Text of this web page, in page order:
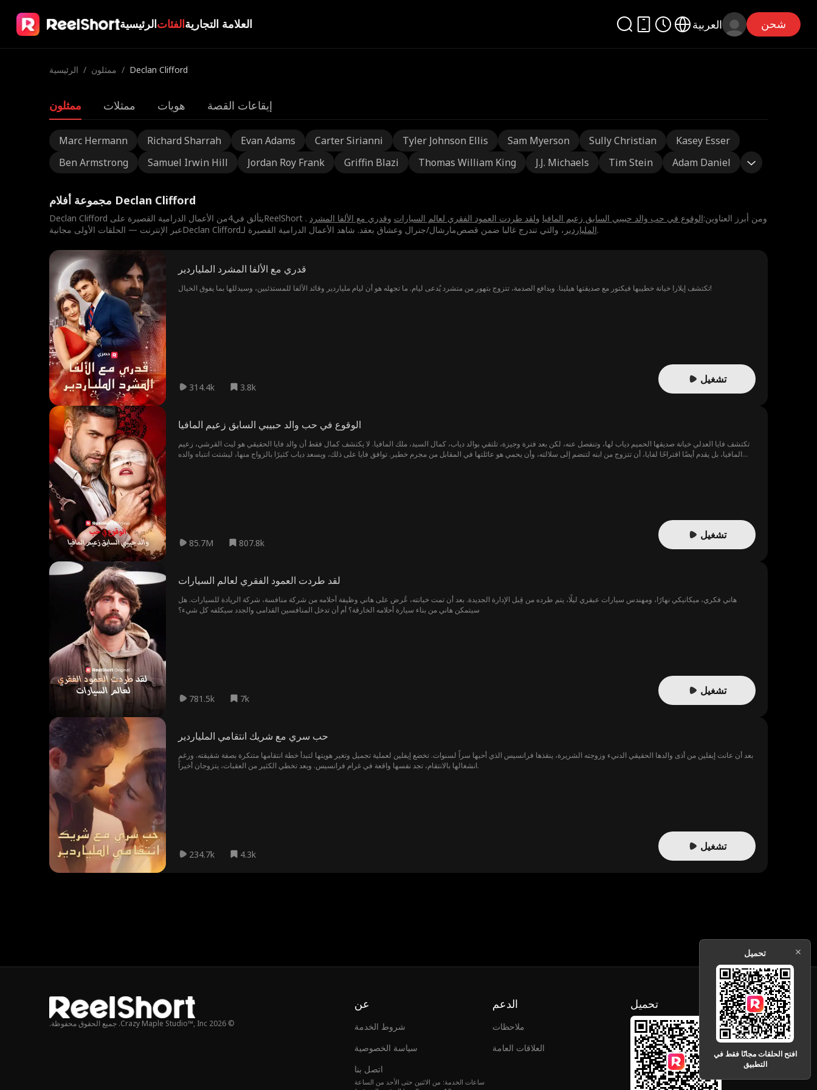
الرئيسيةالفئاتالعلامة التجارية العربية شحن
الرئيسية / ممثلون / Declan Clifford
ممثلون ممثلات هويات إيقاعات القصة
Marc Hermann Richard Sharrah Evan Adams Carter Sirianni Tyler Johnson Ellis Sam Myerson Sully Christian
Kasey Esser
Ben Armstrong
Samuel Irwin Hill Jordan Roy Frank Griffin Blazi Thomas William King J.J. Michaels Tim Stein Adam Daniel
مجموعة أفلام Declan Clifford
⁨Declan Clifford⁩ يتألق في4من الأعمال الدرامية القصيرة علىReelShort . ومن أبرز العناوين:⁨الوقوع في حب والد حبيبي السابق زعيم المافيا⁩ و⁨لقد طردت العمود الفقري لعالم السيارات⁩ و⁨قدري مع الألفا المشرد
الملياردير⁩، والتي تندرج غالبا ضمن قصص⁨مارشال/جنرال⁩ و⁨عشاق بعقد⁩. شاهد الأعمال الدرامية القصيرة لـ⁨Declan Clifford⁩عبر الإنترنت — الحلقات الأولى مجانية.
قدري مع الألفا المشرد الملياردير
تكتشف إيلارا خيانة خطيبها فيكتور مع صديقتها هيلينا. وبدافع الصدمة، تتزوج بتهور من متشرد يُدعى ليام. ما تجهله هو أن ليام ملياردير وقائد الألفا للمستذئبين، وسيدللها بما يفوق الخيال!
314.4k 3.8k
تشغيل
الوقوع في حب والد حبيبي السابق زعيم المافيا
تكتشف فايا العدلي خيانة صديقها الحميم دياب لها، وتنفصل عنه، لكن بعد فترة وجيزة، تلتقي بوالد دياب، كمال السيد، ملك المافيا. لا يكتشف كمال فقط أن والد فايا الحقيقي هو ليث القرشي، زعيم
المافيا، بل يقدم أيضًا اقتراحًا لفايا، أن تتزوج من ابنه لتنضم إلى سلالته، وأن يحمي هو عائلتها في المقابل من مجرم خطير. توافق فايا على ذلك، ويسعد دياب كثيرًا بالزواج منها، ليشتت انتباه والده
85.7M 807.8k
تشغيل
لقد طردت العمود الفقري لعالم السيارات
هاني فكري، ميكانيكي نهارًا، ومهندس سيارات عبقري ليلًا، يتم طرده من قِبل الإدارة الجديدة. بعد أن تمت خيانته، عُرض على هاني وظيفة أحلامه من شركة منافسة، شركة الريادة للسيارات. هل
سيتمكن هاني من بناء سيارة أحلامه الخارقة؟ أم أن تدخل المنافسين القدامى والجدد سيكلفه كل شيء؟
781.5k 7k
تشغيل
حب سري مع شريك انتقامي الملياردير
بعد أن عانت إيفلين من أذى والدها الحقيقي الدنيء وزوجته الشريرة، ينقذها فرانسيس الذي أحبها سراً لسنوات. تخضع إيفلين لعملية تجميل وتغير هويتها لتبدأ خطة انتقامها متنكرة بصفة شقيقته. ورغم
انشغالها بالانتقام، تجد نفسها واقعة في غرام فرانسيس. وبعد تخطي الكثير من العقبات، يتزوجان أخيراً.
234.7k 4.3k
تشغيل
© 2026 Crazy Maple Studio™, Inc. جميع الحقوق محفوظة.
عن
شروط الخدمة
سياسة الخصوصية
اتصل بنا
ساعات الخدمة: من الاثنين حتى الأحد من الساعة
الدعم
ملاحظات
العلاقات العامة
تحميل
تحميل
افتح الحلقات مجانًا فقط في
التطبيق